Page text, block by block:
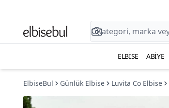
ELBISE ABIYE
ElbiseBul Günlük Elbise Luvita Co Elbise